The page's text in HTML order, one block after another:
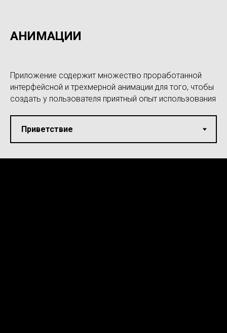
АНИМАЦИИ
Приложение содержит множество проработанной
интерфейсной и трехмерной анимации для того, чтобы
создать у пользователя приятный опыт использования